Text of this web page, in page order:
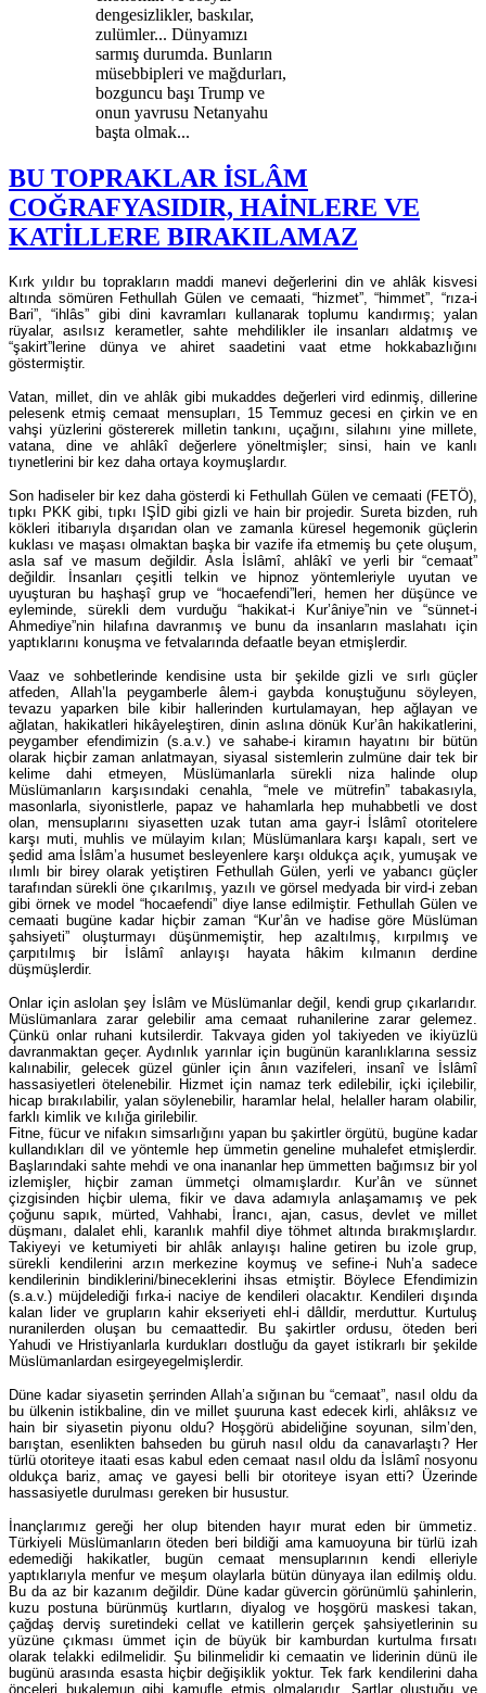
dengesizlikler, baskılar,
zulümler... Dünyamızı
sarmış durumda. Bunların
müsebbipleri ve mağdurları,
bozguncu başı Trump ve
onun yavrusu Netanyahu
başta olmak...
BU TOPRAKLAR İSLÂM
COĞRAFYASIDIR, HAİNLERE VE
KATİLLERE BIRAKILAMAZ
Kırk yıldır bu toprakların maddi manevi değerlerini din ve ahlâk kisvesi
altında sömüren Fethullah Gülen ve cemaati, “hizmet”, “himmet”, “rıza-i
Bari”, “ihlâs” gibi dini kavramları kullanarak toplumu kandırmış; yalan
rüyalar, asılsız kerametler, sahte mehdilikler ile insanları aldatmış ve
“şakirt”lerine dünya ve ahiret saadetini vaat etme hokkabazlığını
göstermiştir.
Vatan, millet, din ve ahlâk gibi mukaddes değerleri vird edinmiş, dillerine
pelesenk etmiş cemaat mensupları, 15 Temmuz gecesi en çirkin ve en
vahşi yüzlerini göstererek milletin tankını, uçağını, silahını yine millete,
vatana, dine ve ahlâkî değerlere yöneltmişler; sinsi, hain ve kanlı
tıynetlerini bir kez daha ortaya koymuşlardır.
Son hadiseler bir kez daha gösterdi ki Fethullah Gülen ve cemaati (FETÖ),
tıpkı PKK gibi, tıpkı IŞİD gibi gizli ve hain bir projedir. Sureta bizden, ruh
kökleri itibarıyla dışarıdan olan ve zamanla küresel hegemonik güçlerin
kuklası ve maşası olmaktan başka bir vazife ifa etmemiş bu çete oluşum,
asla saf ve masum değildir. Asla İslâmî, ahlâkî ve yerli bir “cemaat”
değildir. İnsanları çeşitli telkin ve hipnoz yöntemleriyle uyutan ve
uyuşturan bu haşhaşî grup ve “hocaefendi”leri, hemen her düşünce ve
eyleminde, sürekli dem vurduğu “hakikat-i Kur’âniye”nin ve “sünnet-i
Ahmediye”nin hilafına davranmış ve bunu da insanların maslahatı için
yaptıklarını konuşma ve fetvalarında defaatle beyan etmişlerdir.
Vaaz ve sohbetlerinde kendisine usta bir şekilde gizli ve sırlı güçler
atfeden, Allah’la peygamberle âlem-i gaybda konuştuğunu söyleyen,
tevazu yaparken bile kibir hallerinden kurtulamayan, hep ağlayan ve
ağlatan, hakikatleri hikâyeleştiren, dinin aslına dönük Kur’ân hakikatlerini,
peygamber efendimizin (s.a.v.) ve sahabe-i kiramın hayatını bir bütün
olarak hiçbir zaman anlatmayan, siyasal sistemlerin zulmüne dair tek bir
kelime dahi etmeyen, Müslümanlarla sürekli niza halinde olup
Müslümanların karşısındaki cenahla, “mele ve mütrefin” tabakasıyla,
masonlarla, siyonistlerle, papaz ve hahamlarla hep muhabbetli ve dost
olan, mensuplarını siyasetten uzak tutan ama gayr-i İslâmî otoritelere
karşı muti, muhlis ve mülayim kılan; Müslümanlara karşı kapalı, sert ve
şedid ama İslâm’a husumet besleyenlere karşı oldukça açık, yumuşak ve
ılımlı bir birey olarak yetiştiren Fethullah Gülen, yerli ve yabancı güçler
tarafından sürekli öne çıkarılmış, yazılı ve görsel medyada bir vird-i zeban
gibi örnek ve model “hocaefendi” diye lanse edilmiştir. Fethullah Gülen ve
cemaati bugüne kadar hiçbir zaman “Kur’ân ve hadise göre Müslüman
şahsiyeti” oluşturmayı düşünmemiştir, hep azaltılmış, kırpılmış ve
çarpıtılmış bir İslâmî anlayışı hayata hâkim kılmanın derdine
düşmüşlerdir.
Onlar için aslolan şey İslâm ve Müslümanlar değil, kendi grup çıkarlarıdır.
Müslümanlara zarar gelebilir ama cemaat ruhanilerine zarar gelemez.
Çünkü onlar ruhani kutsilerdir. Takvaya giden yol takiyeden ve ikiyüzlü
davranmaktan geçer. Aydınlık yarınlar için bugünün karanlıklarına sessiz
kalınabilir, gelecek güzel günler için ânın vazifeleri, insanî ve İslâmî
hassasiyetleri ötelenebilir. Hizmet için namaz terk edilebilir, içki içilebilir,
hicap bırakılabilir, yalan söylenebilir, haramlar helal, helaller haram olabilir,
farklı kimlik ve kılığa girilebilir.
Fitne, fücur ve nifakın simsarlığını yapan bu şakirtler örgütü, bugüne kadar
kullandıkları dil ve yöntemle hep ümmetin geneline muhalefet etmişlerdir.
Başlarındaki sahte mehdi ve ona inananlar hep ümmetten bağımsız bir yol
izlemişler, hiçbir zaman ümmetçi olmamışlardır. Kur’ân ve sünnet
çizgisinden hiçbir ulema, fikir ve dava adamıyla anlaşamamış ve pek
çoğunu sapık, mürted, Vahhabi, İrancı, ajan, casus, devlet ve millet
düşmanı, dalalet ehli, karanlık mahfil diye töhmet altında bırakmışlardır.
Takiyeyi ve ketumiyeti bir ahlâk anlayışı haline getiren bu izole grup,
sürekli kendilerini arzın merkezine koymuş ve sefine-i Nuh’a sadece
kendilerinin bindiklerini/bineceklerini ihsas etmiştir. Böylece Efendimizin
(s.a.v.) müjdelediği fırka-i naciye de kendileri olacaktır. Kendileri dışında
kalan lider ve grupların kahir ekseriyeti ehl-i dâlldir, merduttur. Kurtuluş
nuranilerden oluşan bu cemaattedir. Bu şakirtler ordusu, öteden beri
Yahudi ve Hristiyanlarla kurdukları dostluğu da gayet istikrarlı bir şekilde
Müslümanlardan esirgeyegelmişlerdir.
Düne kadar siyasetin şerrinden Allah’a sığınan bu “cemaat”, nasıl oldu da
bu ülkenin istikbaline, din ve millet şuuruna kast edecek kirli, ahlâksız ve
hain bir siyasetin piyonu oldu? Hoşgörü abideliğine soyunan, silm’den,
barıştan, esenlikten bahseden bu güruh nasıl oldu da canavarlaştı? Her
türlü otoriteye itaati esas kabul eden cemaat nasıl oldu da İslâmî nosyonu
oldukça bariz, amaç ve gayesi belli bir otoriteye isyan etti? Üzerinde
hassasiyetle durulması gereken bir husustur.
İnançlarımız gereği her olup bitenden hayır murat eden bir ümmetiz.
Türkiyeli Müslümanların öteden beri bildiği ama kamuoyuna bir türlü izah
edemediği hakikatler, bugün cemaat mensuplarının kendi elleriyle
yaptıklarıyla menfur ve meşum olaylarla bütün dünyaya ilan edilmiş oldu.
Bu da az bir kazanım değildir. Düne kadar güvercin görünümlü şahinlerin,
kuzu postuna bürünmüş kurtların, diyalog ve hoşgörü maskesi takan,
çağdaş derviş suretindeki cellat ve katillerin gerçek şahsiyetlerinin su
yüzüne çıkması ümmet için de büyük bir kamburdan kurtulma fırsatı
olarak telakki edilmelidir. Şu bilinmelidir ki cemaatin ve liderinin dünü ile
bugünü arasında esasta hiçbir değişiklik yoktur. Tek fark kendilerini daha
önceleri bukalemun gibi kamufle etmiş olmalarıdır. Şartlar oluştuğu ve